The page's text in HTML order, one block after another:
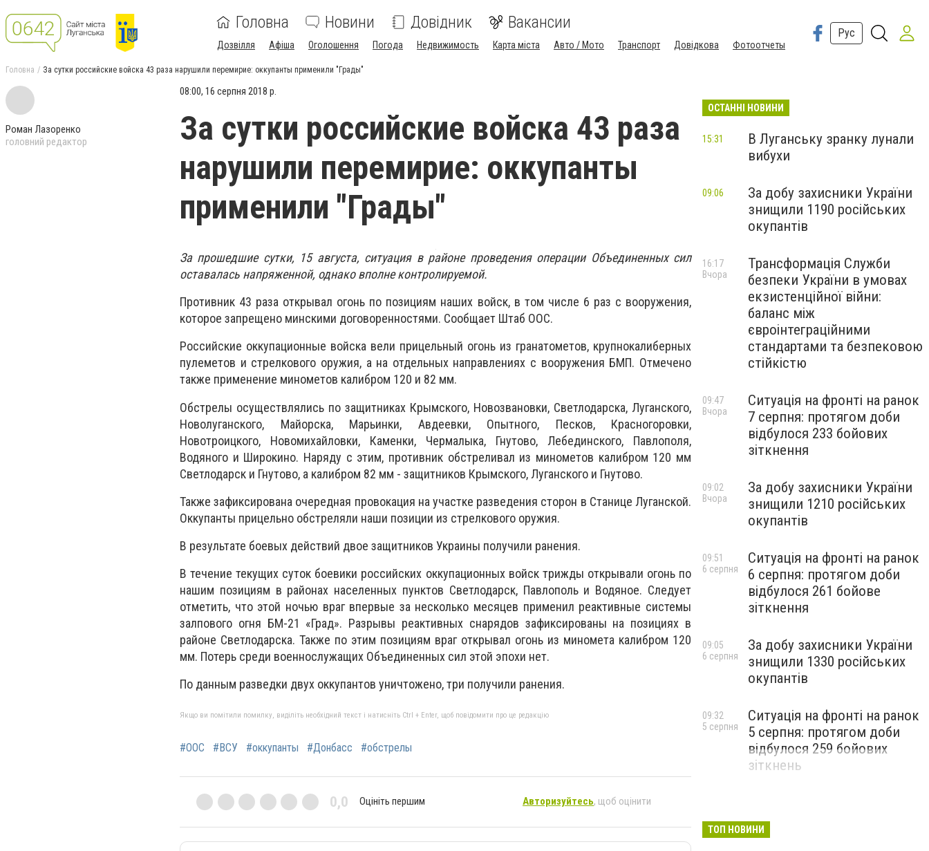
Головна Новини Довідник Вакансии
Дозвілля Афіша Оголошення Погода Недвижимость Карта міста Авто / Мото Транспорт Довідкова Фотоотчеты
Рус
Головна За сутки российские войска 43 раза нарушили перемирие: оккупанты применили "Грады"
Роман Лазоренко
головний редактор
08:00, 16 серпня 2018 р.
За сутки российские войска 43 раза
нарушили перемирие: оккупанты
применили "Грады"
За прошедшие сутки, 15 августа, ситуация в районе проведения операции Объединенных сил
оставалась напряженной, однако вполне контролируемой.
Противник 43 раза открывал огонь по позициям наших войск, в том числе 6 раз с вооружения,
которое запрещено минскими договоренностями. Сообщает Штаб ООС.
Российские оккупационные войска вели прицельный огонь из гранатометов, крупнокалиберных
пулеметов и стрелкового оружия, а на отдельных направлениях с вооружения БМП. Отмечено
также применение минометов калибром 120 и 82 мм.
Обстрелы осуществлялись по защитниках Крымского, Новозвановки, Светлодарска, Луганского,
Новолуганского, Майорска, Марьинки, Авдеевки, Опытного, Песков, Красногоровки,
Новотроицкого, Новомихайловки, Каменки, Чермалыка, Гнутово, Лебединского, Павлополя,
Водяного и Широкино. Наряду с этим, противник обстреливал из минометов калибром 120 мм
Светлодарск и Гнутово, а калибром 82 мм - защитников Крымского, Луганского и Гнутово.
Также зафиксирована очередная провокация на участке разведения сторон в Станице Луганской.
Оккупанты прицельно обстреляли наши позиции из стрелкового оружия.
В результате боевых действий двое защитников Украины получили ранения.
В течение текущих суток боевики российских оккупационных войск трижды открывали огонь по
нашим позициям в районах населенных пунктов Светлодарск, Павлополь и Водяное. Следует
отметить, что этой ночью враг впервые за несколько месяцев применил реактивные системы
залпового огня БМ-21 «Град». Разрывы реактивных снарядов зафиксированы на позициях в
районе Светлодарска. Также по этим позициям враг открывал огонь из миномета калибром 120
мм. Потерь среди военнослужащих Объединенных сил этой эпохи нет.
По данным разведки двух оккупантов уничтожено, три получили ранения.
Якщо ви помітили помилку, виділіть необхідний текст і натисніть Ctrl + Enter, щоб повідомити про це редакцію
#ООС #ВСУ #оккупанты #Донбасс #обстрелы
0,0 Оцініть першим Авторизуйтесь, щоб оцінити
ОСТАННІ НОВИНИ
В Луганську зранку лунали
вибухи
15:31
За добу захисники України
знищили 1190 російських
окупантів
09:06
Трансформація Служби
безпеки України в умовах
екзистенційної війни:
баланс між
євроінтеграційними
стандартами та безпековою
стійкістю
16:17
Вчора
Ситуація на фронті на ранок
7 серпня: протягом доби
відбулося 233 бойових
зіткнення
09:47
Вчора
За добу захисники України
знищили 1210 російських
окупантів
09:02
Вчора
Ситуація на фронті на ранок
6 серпня: протягом доби
відбулося 261 бойове
зіткнення
09:51
6 серпня
За добу захисники України
знищили 1330 російських
окупантів
09:05
6 серпня
Ситуація на фронті на ранок
5 серпня: протягом доби
відбулося 259 бойових
зіткнень
09:32
5 серпня
ТОП НОВИНИ